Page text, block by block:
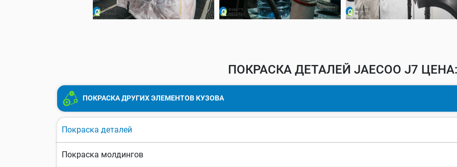
ПОКРАСКА ДЕТАЛЕЙ JAECOO J7 ЦЕНА:
ПОКРАСКА ДРУГИХ ЭЛЕМЕНТОВ КУЗОВА
Покраска деталей
Покраска молдингов